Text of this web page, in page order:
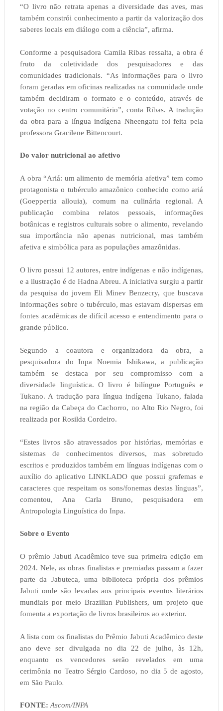
“O livro não retrata apenas a diversidade das aves, mas
também constrói conhecimento a partir da valorização dos
saberes locais em diálogo com a ciência”, afirma.
Conforme a pesquisadora Camila Ribas ressalta, a obra é
fruto da coletividade dos pesquisadores e das
comunidades tradicionais. “As informações para o livro
foram geradas em oficinas realizadas na comunidade onde
também decidiram o formato e o conteúdo, através de
votação no centro comunitário”, conta Ribas. A tradução
da obra para a língua indígena Nheengatu foi feita pela
professora Gracilene Bittencourt.
Do valor nutricional ao afetivo
A obra “Ariá: um alimento de memória afetiva” tem como
protagonista o tubérculo amazônico conhecido como ariá
(Goeppertia allouia), comum na culinária regional. A
publicação combina relatos pessoais, informações
botânicas e registros culturais sobre o alimento, revelando
sua importância não apenas nutricional, mas também
afetiva e simbólica para as populações amazônidas.
O livro possui 12 autores, entre indígenas e não indígenas,
e a ilustração é de Hadna Abreu. A iniciativa surgiu a partir
da pesquisa do jovem Eli Minev Benzecry, que buscava
informações sobre o tubérculo, mas estavam dispersas em
fontes acadêmicas de difícil acesso e entendimento para o
grande público.
Segundo a coautora e organizadora da obra, a
pesquisadora do Inpa Noemia Ishikawa, a publicação
também se destaca por seu compromisso com a
diversidade linguística. O livro é bilíngue Português e
Tukano. A tradução para língua indígena Tukano, falada
na região da Cabeça do Cachorro, no Alto Rio Negro, foi
realizada por Rosilda Cordeiro.
“Estes livros são atravessados por histórias, memórias e
sistemas de conhecimentos diversos, mas sobretudo
escritos e produzidos também em línguas indígenas com o
auxílio do aplicativo LINKLADO que possui grafemas e
caracteres que respeitam os sons/fonemas destas línguas”,
comentou, Ana Carla Bruno, pesquisadora em
Antropologia Linguística do Inpa.
Sobre o Evento
O prêmio Jabuti Acadêmico teve sua primeira edição em
2024. Nele, as obras finalistas e premiadas passam a fazer
parte da Jabuteca, uma biblioteca própria dos prêmios
Jabuti onde são levadas aos principais eventos literários
mundiais por meio Brazilian Publishers, um projeto que
fomenta a exportação de livros brasileiros ao exterior.
A lista com os finalistas do Prêmio Jabuti Acadêmico deste
ano deve ser divulgada no dia 22 de julho, às 12h,
enquanto os vencedores serão revelados em uma
cerimônia no Teatro Sérgio Cardoso, no dia 5 de agosto,
em São Paulo.
FONTE:Ascom/INPA